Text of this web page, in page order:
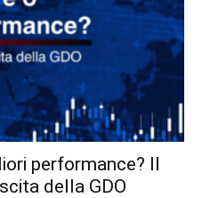
performance? Il
della GDO